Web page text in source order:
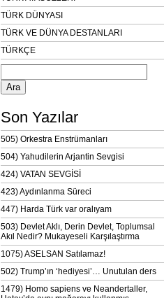
TÜRK DÜNYASI
TÜRK VE DÜNYA DESTANLARI
TÜRKÇE
Arama:
Son Yazılar
505) Orkestra Enstrümanları
504) Yahudilerin Arjantin Sevgisi
424) VATAN SEVGİSİ
423) Aydınlanma Süreci
447) Harda Türk var oralıyam
503) Devlet Aklı, Derin Devlet, Toplumsal
Akıl Nedir? Mukayeseli Karşılaştırma
1075) ASELSAN Satılamaz!
502) Trump’ın ‘hediyesi’… Unutulan ders
1479) Homo sapiens ve Neandertaller,